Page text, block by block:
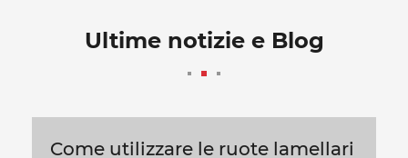
Ultime notizie e Blog
Come utilizzare le ruote lamellari